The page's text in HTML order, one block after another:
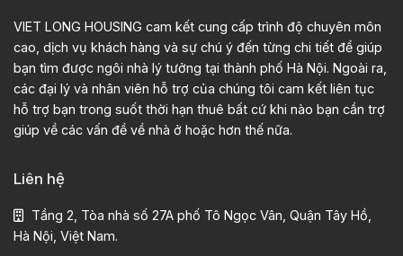
VIET LONG HOUSING cam kết cung cấp trình độ chuyên môn
cao, dịch vụ khách hàng và sự chú ý đến từng chi tiết để giúp
bạn tìm được ngôi nhà lý tưởng tại thành phố Hà Nội. Ngoài ra,
các đại lý và nhân viên hỗ trợ của chúng tôi cam kết liên tục
hỗ trợ bạn trong suốt thời hạn thuê bất cứ khi nào bạn cần trợ
giúp về các vấn đề về nhà ở hoặc hơn thế nữa.
Liên hệ
Tầng 2, Tòa nhà số 27A phố Tô Ngọc Vân, Quận Tây Hồ,
Hà Nội, Việt Nam.